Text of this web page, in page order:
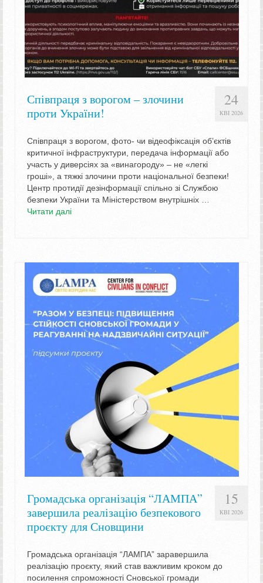
24
КВІ 2026
Співпраця з ворогом – злочини
проти України!
Співпраця з ворогом, фото- чи відеофіксація об’єктів
критичної інфраструктури, передача інформації або
участь у диверсіях за «винагороду» – не «легкі
гроші», а тяжкі злочини проти національної безпеки!
Центр протидії дезінформації спільно зі Службою
безпеки України та Міністерством внутрішніх …
Читати далі
15
КВІ 2026
Громадська організація “ЛАМПА”
завершила реалізацію безпекового
проєкту для Сновщини
Громадська організація “ЛАМПА” заpавершила
реалізацію проєкту, який став важливим кроком до
посилення спроможності Сновської громади